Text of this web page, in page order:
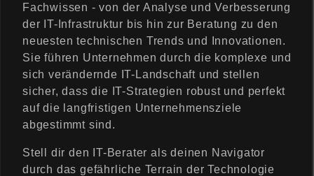
Fachwissen - von der Analyse und Verbesserung
der IT-Infrastruktur bis hin zur Beratung zu den
neuesten technischen Trends und Innovationen.
Sie führen Unternehmen durch die komplexe und
sich verändernde IT-Landschaft und stellen
sicher, dass die IT-Strategien robust und perfekt
auf die langfristigen Unternehmensziele
abgestimmt sind.
Stell dir den IT-Berater als deinen Navigator
durch das gefährliche Terrain der Technologie